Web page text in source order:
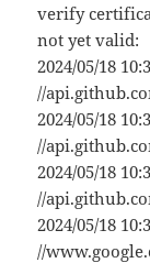
verify
not yet valid:
2024/05/18
//
2024/05/18
//
2024/05/18
//
2024/05/18
//